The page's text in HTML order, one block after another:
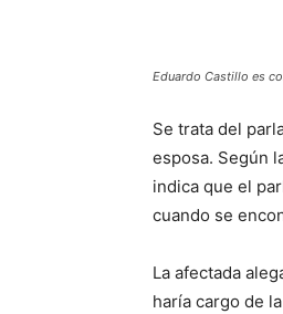
Eduardo Castillo es
Se trata del
esposa. Según
indica que el
cuando se
La afectada
haría cargo de